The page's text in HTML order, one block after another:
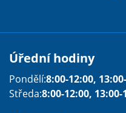
Úřední hodiny
Pondělí:8:00-12:00,
Středa:8:00-12:00, 13:00-